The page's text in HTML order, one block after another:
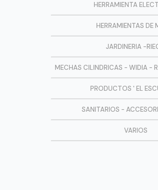
HERRAMIENTA
HERRAMIENTAS DE
JARDINERIA -
MECHAS CILINDRICAS - WIDIA -
PRODUCTOS ' EL
SANITARIOS -
VARIOS